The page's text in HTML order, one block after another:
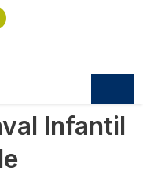
se a 28 de
Infantil